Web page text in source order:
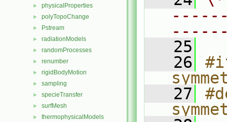
► physicalProperties
► polyTopoChange
► Pstream
► radiationModels
► randomProcesses
► renumber
► rigidBodyMotion
► sampling
► specieTransfer
► surfMesh
► thermophysicalModels
   25
   26
   27